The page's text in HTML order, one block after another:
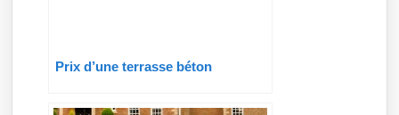
Prix d’une terrasse béton